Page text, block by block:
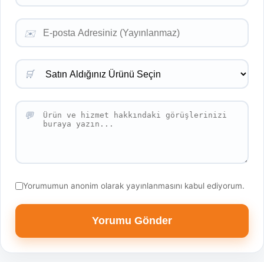
✉️
🛒
💬
Yorumumun anonim olarak yayınlanmasını kabul ediyorum.
Yorumu Gönder